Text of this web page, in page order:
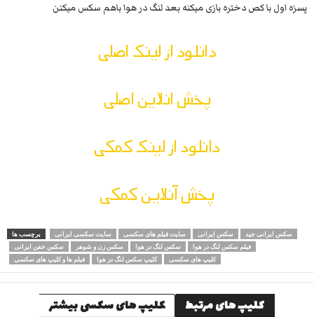
پسزه اول با کص دختره بازی میکنه بعد لنگ در هوا باهم سکس میکنن
دانلود از لینک اصلی
پخش انلاین اصلی
دانلود از لینک کمکی
پخش آنلاین کمکی
برچسب ها سایت سکسی ایرانی سایت فیلم های سکسی سکس ایرانی
سکس ایرانی جید
سکس خفن ایرانی
سکس زن و شوهر سکس لنگ در هوا
فیلم سکس لنگ در هوا
فیلم ها و کلیپ های سکسی
کلیپ سکس لنگ در هوا کلیپ های سکسی
کلیپ های مرتبط کلیپ های سکسی بیشتر